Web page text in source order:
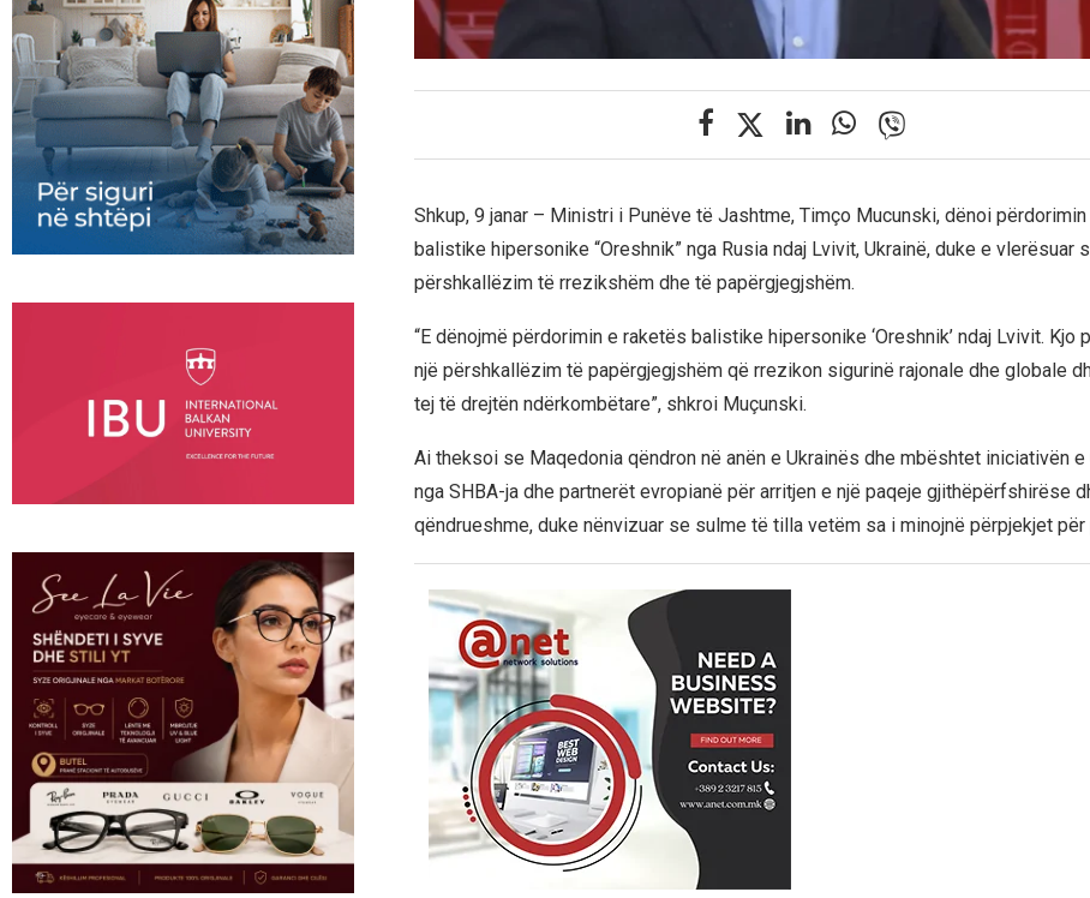
Shkup, 9 janar – Ministri i Punëve të Jashtme, Timço Mucunski, dënoi
balistike hipersonike “Oreshnik” nga Rusia ndaj Lvivit, Ukrainë, duke e vlerësuar
përshkallëzim të rrezikshëm dhe të papërgjegjshëm.
“E dënojmë përdorimin e raketës balistike hipersonike ‘Oreshnik’ ndaj Lvivit. Kjo
një përshkallëzim të papërgjegjshëm që rrezikon sigurinë rajonale dhe globale
tej të drejtën ndërkombëtare”, shkroi Muçunski.
Ai theksoi se Maqedonia qëndron në anën e Ukrainës dhe mbështet iniciativën e
nga SHBA-ja dhe partnerët evropianë për arritjen e një paqeje gjithëpërfshirëse
qëndrueshme, duke nënvizuar se sulme të tilla vetëm sa i minojnë përpjekjet për